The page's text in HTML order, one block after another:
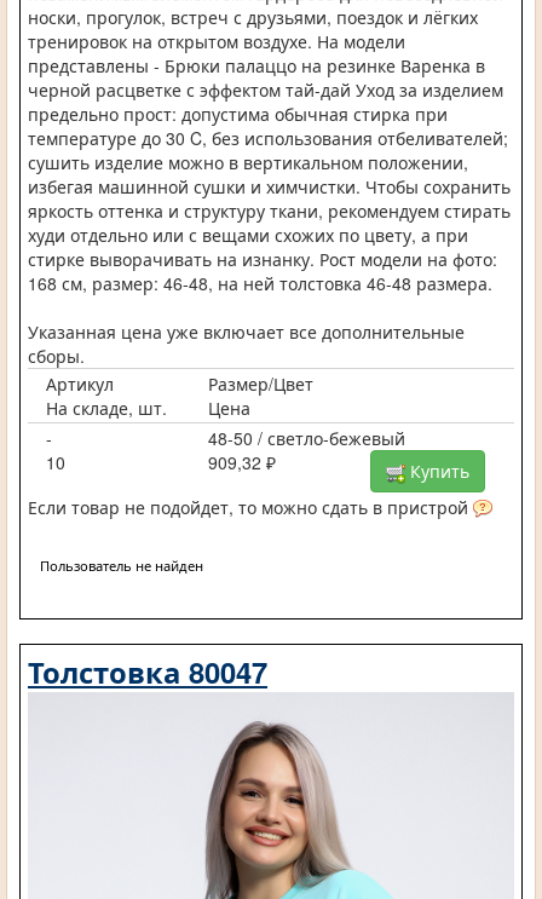
носки, прогулок, встреч с друзьями, поездок и лёгких
тренировок на открытом воздухе. На модели
представлены - Брюки палаццо на резинке Варенка в
черной расцветке с эффектом тай-дай Уход за изделием
предельно прост: допустима обычная стирка при
температуре до 30 C, без использования отбеливателей;
сушить изделие можно в вертикальном положении,
избегая машинной сушки и химчистки. Чтобы сохранить
яркость оттенка и структуру ткани, рекомендуем стирать
худи отдельно или с вещами схожих по цвету, а при
стирке выворачивать на изнанку. Рост модели на фото:
168 см, размер: 46-48, на ней толстовка 46-48 размера.
Указанная цена уже включает все дополнительные
сборы.
Артикул
Размер/Цвет
На складе, шт.
Цена
-
48-50 / светло-бежевый
10
909,32 ₽
Купить
Если товар не подойдет, то можно сдать в пристрой
Пользователь не найден
Толстовка 80047